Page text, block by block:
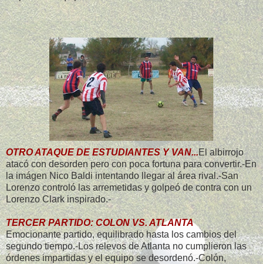
OTRO ATAQUE DE ESTUDIANTES Y VAN...El albirrojo
atacó con desorden pero con poca fortuna para convertir.-En
la imágen Nico Baldi intentando llegar al área rival.-San
Lorenzo controló las arremetidas y golpeó de contra con un
Lorenzo Clark inspirado.-
TERCER PARTIDO: COLON VS. ATLANTA
Emocionante partido, equilibrado hasta los cambios del
segundo tiempo.-Los relevos de Atlanta no cumplieron las
órdenes impartidas y el equipo se desordenó.-Colón,